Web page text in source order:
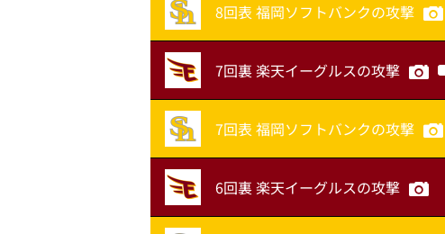
8回表 福岡ソフトバンクの攻撃
7回裏 楽天イーグルスの攻撃
7回表 福岡ソフトバンクの攻撃
6回裏 楽天イーグルスの攻撃